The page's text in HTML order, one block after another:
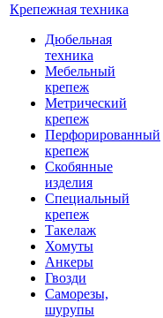
Крепежная техника
Дюбельная
техника
Мебельный
крепеж
Метрический
крепеж
Перфорированный
крепеж
Скобянные
изделия
Специальный
крепеж
Такелаж
Хомуты
Анкеры
Гвозди
Саморезы,
шурупы